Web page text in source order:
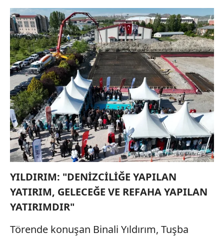
YILDIRIM: "DENİZCİLİĞE YAPILAN
YATIRIM, GELECEĞE VE REFAHA YAPILAN
YATIRIMDIR"
Törende konuşan Binali Yıldırım, Tuşba